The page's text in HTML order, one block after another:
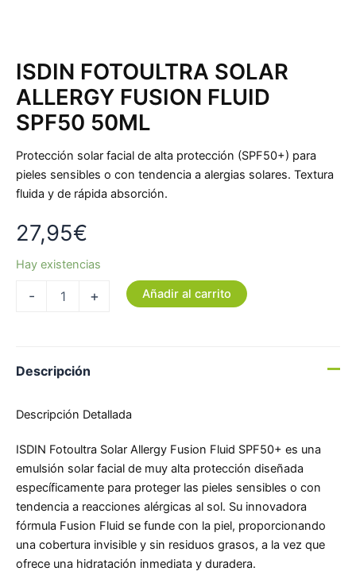
ISDIN FOTOULTRA SOLAR
ALLERGY FUSION FLUID
SPF50 50ML
Protección solar facial de alta protección (SPF50+) para
pieles sensibles o con tendencia a alergias solares. Textura
fluida y de rápida absorción.
27,95€
Hay existencias
- + Añadir al carrito
Descripción
Descripción Detallada
ISDIN Fotoultra Solar Allergy Fusion Fluid SPF50+ es una
emulsión solar facial de muy alta protección diseñada
específicamente para proteger las pieles sensibles o con
tendencia a reacciones alérgicas al sol. Su innovadora
fórmula Fusion Fluid se funde con la piel, proporcionando
una cobertura invisible y sin residuos grasos, a la vez que
ofrece una hidratación inmediata y duradera.